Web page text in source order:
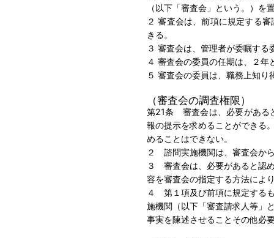
（以下「審査会」という。）を
２ 審査会は、前項に規定する
きる。
３ 審査会は、管理者が委嘱す
４ 審査会の委員の任期は、２
５ 審査会の委員は、職務上知
（審査会の調査権限）
第21条 審査会は、必要がある
報の提示を求めることができる
めることはできない。
２ 諮問実施機関は、審査会か
３ 審査会は、必要があると認
容を審査会の指定する方法によ
４ 第１項及び前項に規定する
施機関（以下「審査請求人等」
事実を陳述させることその他必